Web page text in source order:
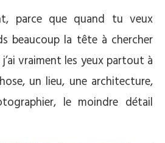
parce que quand tu veux
beaucoup la tête à chercher
vraiment les yeux partout à
un lieu, une architecture,
le moindre détail